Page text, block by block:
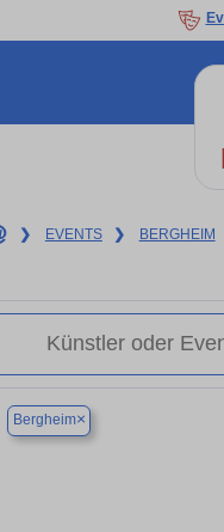
❯ EVENTS ❯ BERGHEIM
Bergheim×